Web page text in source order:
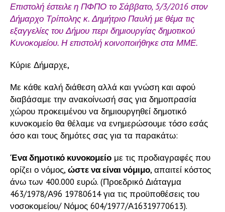
Επιστολή έστειλε η ΠΦΠΟ το Σάββατο, 5/3/2016 στον
Δήμαρχο Τρίπολης κ. Δημήτριο Παυλή με θέμα τις
εξαγγελίες του Δήμου περι δημιουργίας δημοτικού
Κυνοκομείου. Η επιστολή κοινοποιήθηκε στα ΜΜΕ.
Κύριε Δήμαρχε,
Με κάθε καλή διάθεση αλλά και γνώση και αφού
διαβάσαμε την ανακοίνωσή σας για δημοπρασία
χώρου προκειμένου να δημιουργηθεί δημοτικό
κυνοκομείο θα θέλαμε να ενημερώσουμε τόσο εσάς
όσο και τους δημότες σας για τα παρακάτω:
Ένα δημοτικό κυνοκομείο με τις προδιαγραφές που
ορίζει ο νόμος, ώστε να είναι νόμιμο, απαιτεί κόστος
άνω των 400.000 ευρώ. (Προεδρικό Διάταγμα
463/1978/Α96 19780614 για τις προϋποθέσεις του
νοσοκομείου/ Νόμος 604/1977/Α16319770613).